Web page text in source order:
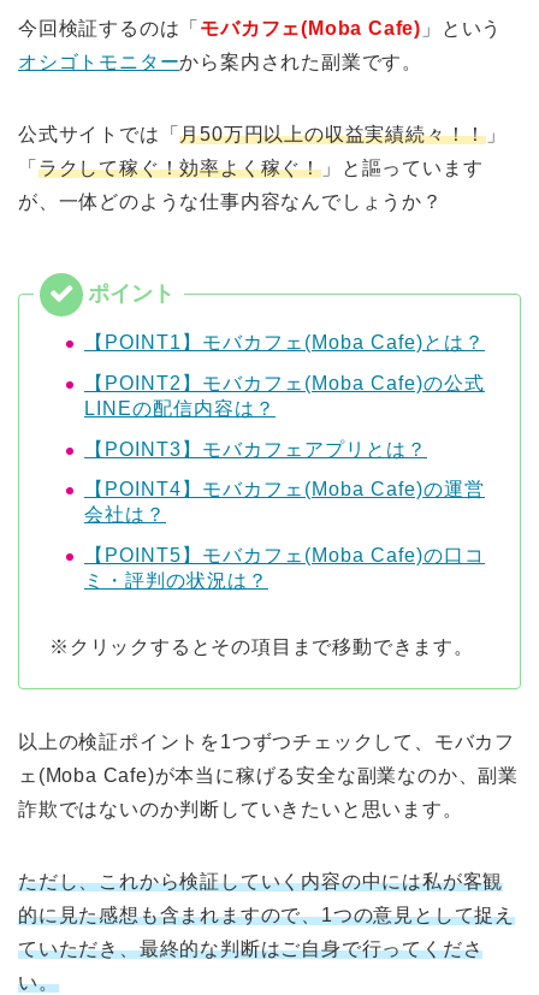
今回検証するのは「 モバカフェ(Moba Cafe) 」という
オシゴトモニターから案内された副業です。
公式サイトでは「月50万円以上の収益実績続々！！ 」
「 ラクして稼ぐ！効率よく稼ぐ！ 」と謳っています
が、一体どのような仕事内容なんでしょうか？
【POINT1】モバカフェ(Moba Cafe)とは？
【POINT2】モバカフェ(Moba Cafe)の公式
LINEの配信内容は？
【POINT3】モバカフェアプリとは？
【POINT4】モバカフェ(Moba Cafe)の運営
会社は？
【POINT5】モバカフェ(Moba Cafe)の口コ
ミ・評判の状況は？
※クリックするとその項目まで移動できます。
以上の検証ポイントを1つずつチェックして、モバカフ
ェ(Moba Cafe)が本当に稼げる安全な副業なのか、副業
詐欺ではないのか判断していきたいと思います。
ただし、これから検証していく内容の中には私が客観
的に見た感想も含まれますので、1つの意見として捉え
ていただき、最終的な判断はご自身で行ってくださ
い。